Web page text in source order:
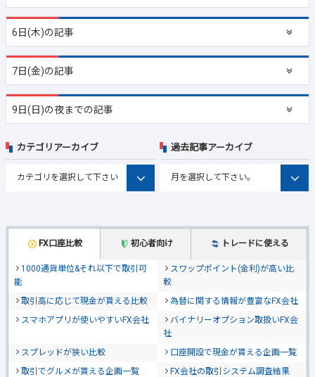
6日(木)の記事
7日(金)の記事
9日(日)の夜までの記事
FX口座比較 初心者向け トレードに使える
1000通貨単位&それ以下で取引可
能
スワップポイント(金利)が高い比
較
取引高に応じて現金が貰える比較
為替に関する情報が豊富なFX会社
スマホアプリが使いやすいFX会社
バイナリーオプション取扱いFX会
社
スプレッドが狭い比較
口座開設で現金が貰える企画一覧
取引でグルメが貰える企画一覧
FX会社の取引システム調査結果
カテゴリアーカイブ 過去記事アーカイブ